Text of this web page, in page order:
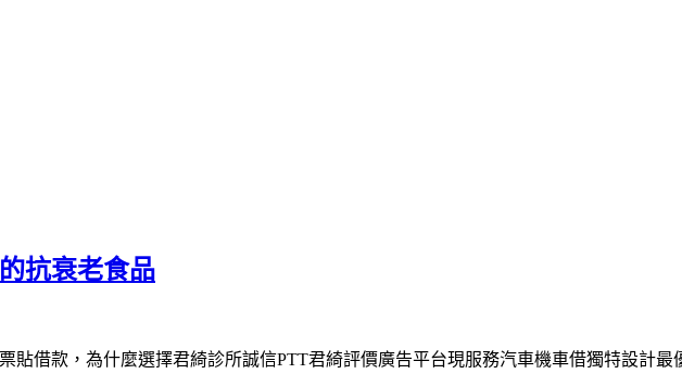
抗衰老食品
貼借款，為什麼選擇君綺診所誠信PTT君綺評價廣告平台現服務汽車機車借獨特設計